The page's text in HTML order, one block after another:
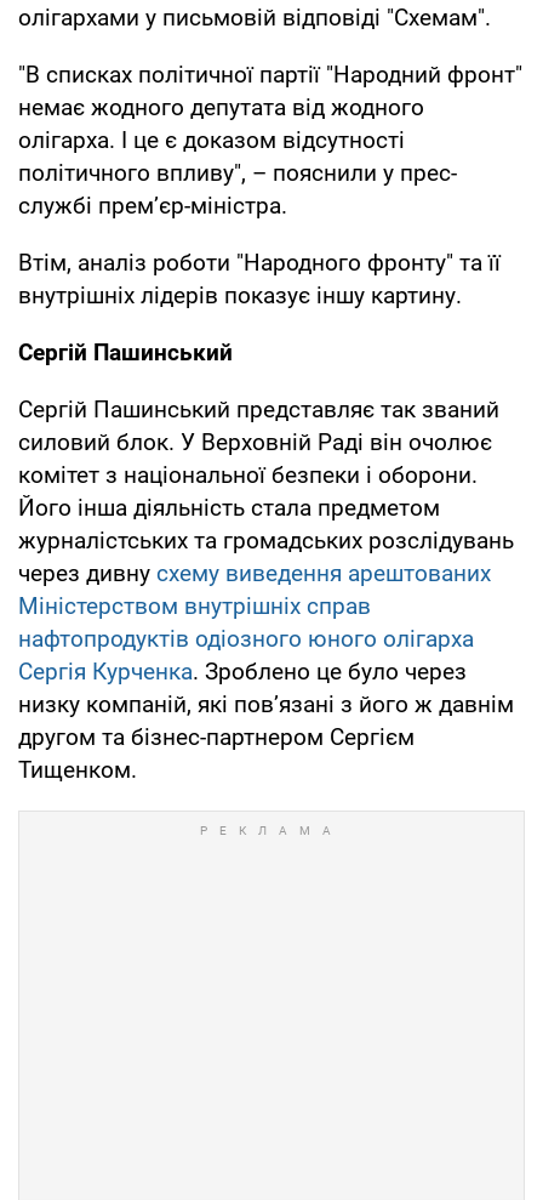
олігархами у письмовій відповіді "Схемам".
"В списках політичної партії "Народний фронт"
немає жодного депутата від жодного
олігарха. І це є доказом відсутності
політичного впливу", – пояснили у прес-
службі прем’єр-міністра.
Втім, аналіз роботи "Народного фронту" та її
внутрішніх лідерів показує іншу картину.
Сергій Пашинський
Сергій Пашинський представляє так званий
силовий блок. У Верховній Раді він очолює
комітет з національної безпеки і оборони.
Його інша діяльність стала предметом
журналістських та громадських розслідувань
через дивну схему виведення арештованих
Міністерством внутрішніх справ
нафтопродуктів одіозного юного олігарха
Сергія Курченка. Зроблено це було через
низку компаній, які пов’язані з його ж давнім
другом та бізнес-партнером Сергієм
Тищенком.